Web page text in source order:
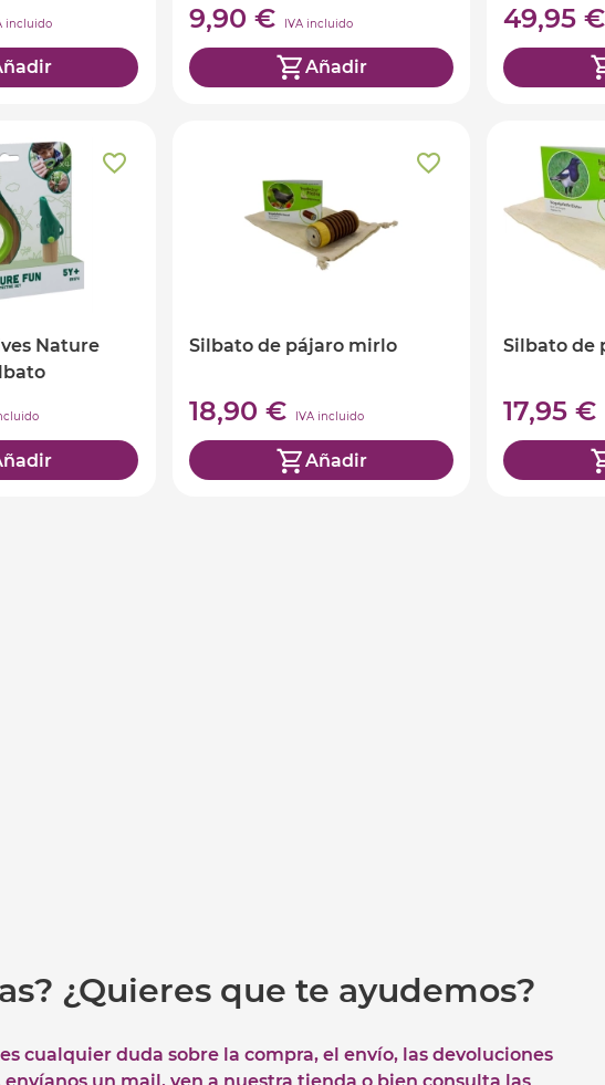
incluido 9,90 € IVA incluido
Añadir
49,95 €
Nature
Silbato de pájaro mirlo
18,90 € IVA incluido
Añadir
Silbato de
17,95 €
¿Quieres que te ayudemos?
cualquier duda sobre la compra, el envío, las devoluciones